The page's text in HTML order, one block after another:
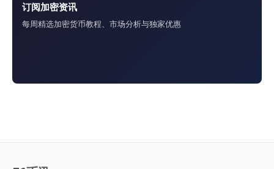
订阅加密资讯
每周精选加密货币教程、市场分析与独家优惠